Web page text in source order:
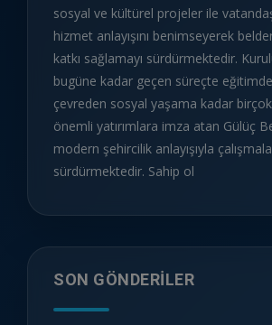
sosyal ve kültürel projeler ile
hizmet anlayışını benimseyerek
katkı sağlamayı sürdürmektedir.
bugüne kadar geçen süreçte
çevreden sosyal yaşama kadar
önemli yatırımlara imza atan Gülüç
modern şehircilik anlayışıyla
sürdürmektedir. Sahip ol
SON GÖNDERILER